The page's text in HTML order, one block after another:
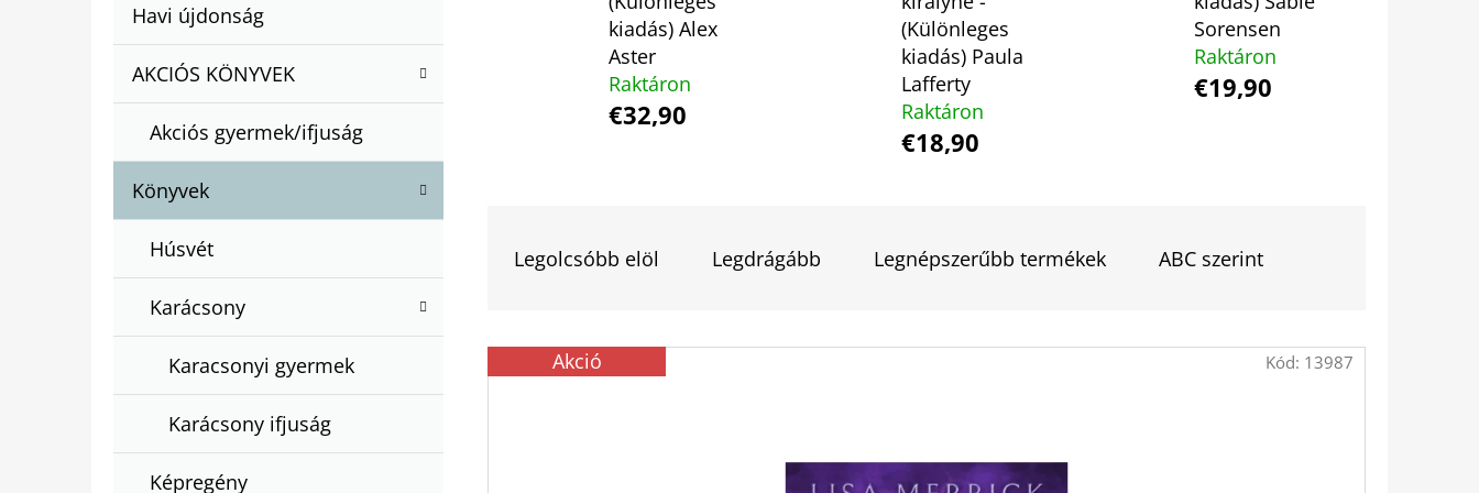
Nátugrása
T
G
R
Á
Havi újdonság
AKCIÓS KÖNYVEK
Akciós gyermek/ifjuság
Könyvek
Húsvét
Karácsony
Karacsonyi gyermek
Karácsony ifjuság
Képregény
kiadás) Alex
Aster
Raktáron
€32,90
(Különleges
kiadás) Paula
Lafferty
Raktáron
€18,90
Sorensen
Raktáron
€19,90
É
Legolcsóbb elöl Legdrágább Legnépszerűbb termékek ABC szerint
Akció Kód: 13987
BARTOS ERIKA : BOGYÓ ÉS BABÓCA
€12,50
LEJTŐ A TENGER FELÉ
JOHANNA CHEN, KATHERINEJ.
€10,50
Korábbi: €15